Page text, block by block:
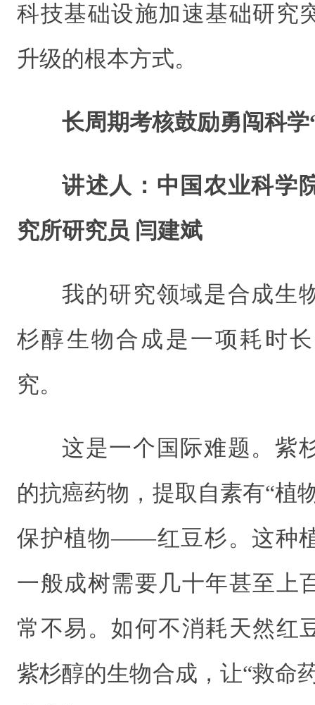
科技基础设施加速基础研究
升级的根本方式。
长周期考核鼓励勇闯科学
讲述人：中国农业科学
究所研究员 闫建斌
我的研究领域是合成生
杉醇生物合成是一项耗时
究。
这是一个国际难题。紫
的抗癌药物，提取自素有“植
保护植物——红豆杉。这种
一般成树需要几十年甚至上
常不易。如何不消耗天然红
紫杉醇的生物合成，让“救命